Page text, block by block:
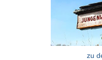
zu